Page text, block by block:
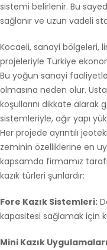
sistemi belirlenir. Bu
sağlanır ve uzun vadeli
Kocaeli, sanayi bölgeleri,
projeleriyle Türkiye
Bu yoğun sanayi
olmasına neden olur.
koşullarını dikkate alarak
sistemleriyle, ağır yapı
Her projede ayrıntılı
zeminin özelliklerine en
kapsamda firmamız
kazık türleri şunlardır:
Fore Kazık Sistemleri:
kapasitesi sağlamak için
Mini Kazık